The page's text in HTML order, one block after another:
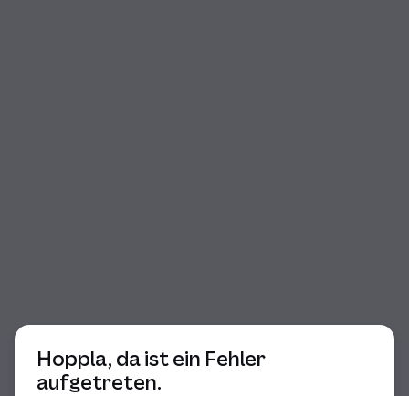
Hoppla, da ist ein Fehler
aufgetreten.